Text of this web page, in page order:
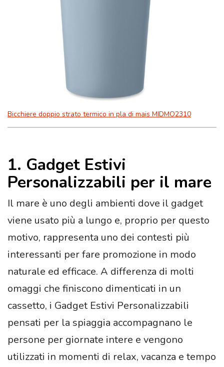
Bicchiere doppio strato termico in pla di mais MIDMO2310
1. Gadget Estivi
Personalizzabili per il mare
Il mare è uno degli ambienti dove il gadget
viene usato più a lungo e, proprio per questo
motivo, rappresenta uno dei contesti più
interessanti per fare promozione in modo
naturale ed efficace. A differenza di molti
omaggi che finiscono dimenticati in un
cassetto, i Gadget Estivi Personalizzabili
pensati per la spiaggia accompagnano le
persone per giornate intere e vengono
utilizzati in momenti di relax, vacanza e tempo